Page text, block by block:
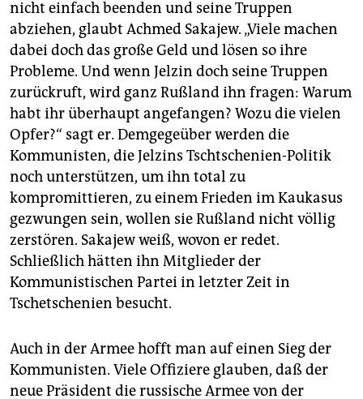
nicht einfach beenden und seine Truppen
abziehen, glaubt Achmed Sakajew. „Viele machen
dabei doch das große Geld und lösen so ihre
Probleme. Und wenn Jelzin doch seine Truppen
zurückruft, wird ganz Rußland ihn fragen: Warum
habt ihr überhaupt angefangen? Wozu die vielen
Opfer?“ sagt er. Demgegeüber werden die
Kommunisten, die Jelzins Tschtschenien-Politik
noch unterstützen, um ihn total zu
kompromittieren, zu einem Frieden im Kaukasus
gezwungen sein, wollen sie Rußland nicht völlig
zerstören. Sakajew weiß, wovon er redet.
Schließlich hätten ihn Mitglieder der
Kommunistischen Partei in letzter Zeit in
Tschetschenien besucht.
Auch in der Armee hofft man auf einen Sieg der
Kommunisten. Viele Offiziere glauben, daß der
neue Präsident die russische Armee von der